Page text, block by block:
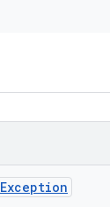
Exception